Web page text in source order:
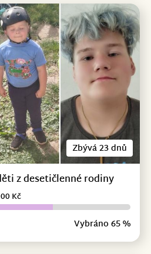
Zbývá 23 dnů
z desetičlenné rodiny
Vybráno 65 %
Kč